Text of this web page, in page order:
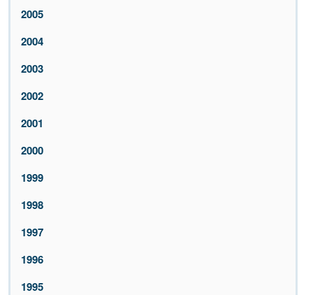
2005
2004
2003
2002
2001
2000
1999
1998
1997
1996
1995